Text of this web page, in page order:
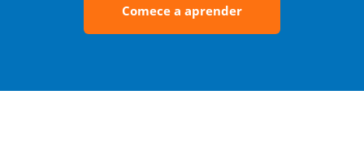
Comece a aprender